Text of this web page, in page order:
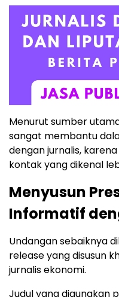
Menurut sumber
sangat membantu
dengan jurnalis,
kontak yang dikenal
Menyusun
Informatif
Undangan sebaiknya
release yang disusun
jurnalis ekonomi.
Judul yang digunakan